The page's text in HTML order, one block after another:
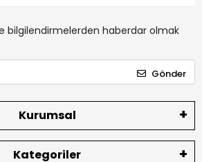
bilgilendirmelerden haberdar olmak
Gönder
Kurumsal
Kategoriler